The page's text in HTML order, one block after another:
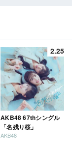
2.25
AKB48 67thシングル
「名残り桜」
AKB48